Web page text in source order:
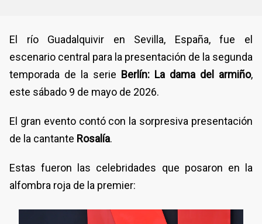
El río Guadalquivir en Sevilla, España, fue el
escenario central para la presentación de la segunda
temporada de la serie Berlín: La dama del armiño,
este sábado 9 de mayo de 2026.
El gran evento contó con la sorpresiva presentación
de la cantante Rosalía.
Estas fueron las celebridades que posaron en la
alfombra roja de la premier: